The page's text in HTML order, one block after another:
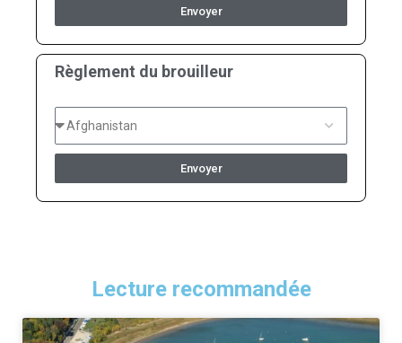
Envoyer
Règlement du brouilleur
Envoyer
Lecture recommandée